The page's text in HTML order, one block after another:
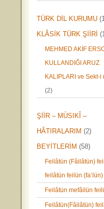
TÜRK DİL KURUMU
KLÂSİK TÜRK ŞİİRİ
MEHMED AKİF
KULLANDIĞI ARUZ
KALIPLARI ve Sekt-i
(2)
ŞİİR – MÙSIKÎ –
HÂTIRALARIM (2)
BEYİTLERİM (58)
Feilâtün (Fâilâtün)
feilâtün feilün (fa’lün)
Feilâtün mefâilün
Feilâtün(Fâilâtün)